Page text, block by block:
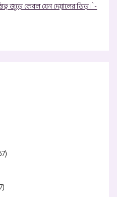
জুড়ে কেবল যেন দেয়ালের ভিড়।`-